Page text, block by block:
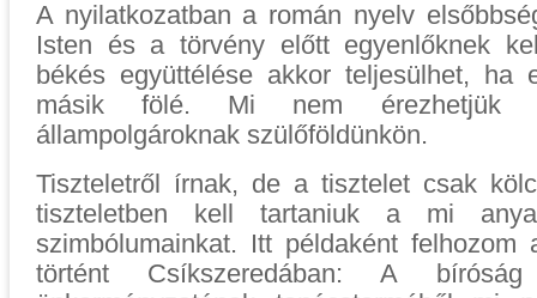
A nyilatkozatban a román nyelv
Isten és a törvény előtt egyenlőknek
békés együttélése akkor teljesülhet, ha
másik fölé. Mi nem érezhetjük
állampolgároknak szülőföldünkön.
Tiszteletről írnak, de a tisztelet csak
tiszteletben kell tartaniuk a mi
szimbólumainkat. Itt példaként
történt Csíkszeredában: A